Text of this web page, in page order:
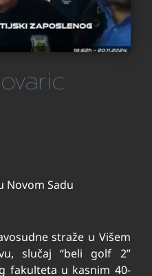
Novom Sadu
straže u Višem
slučaj “beli golf 2”
fakulteta u kasnim 40-